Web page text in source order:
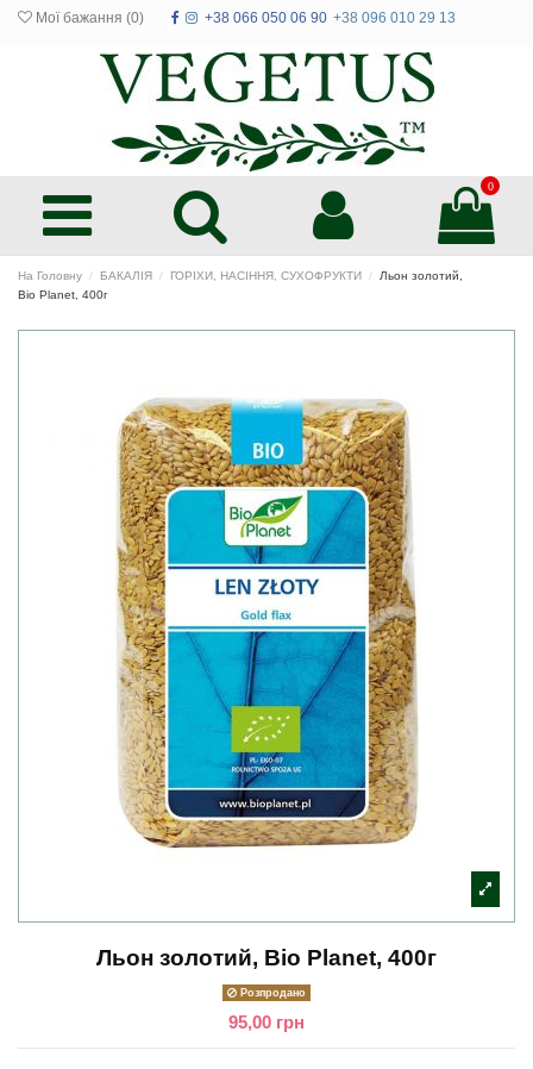
Мої бажання (0) +38 066 050 06 90 +38 096 010 29 13
0
На Головну БАКАЛІЯ ГОРІХИ, НАСІННЯ, СУХОФРУКТИ
Льон золотий,
Bio Planet, 400г
Льон золотий, Bio Planet, 400г
Розпродано
95,00 грн